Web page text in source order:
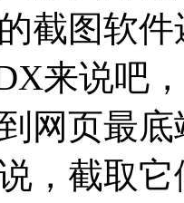
截图软
来说吧
网页最
，截取